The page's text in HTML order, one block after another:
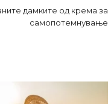
дамките од крема за
самопотемнување